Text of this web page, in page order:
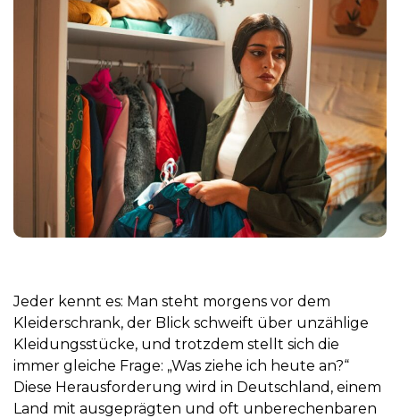
Jeder kennt es: Man steht morgens vor dem
Kleiderschrank, der Blick schweift über unzählige
Kleidungsstücke, und trotzdem stellt sich die
immer gleiche Frage: „Was ziehe ich heute an?“
Diese Herausforderung wird in Deutschland, einem
Land mit ausgeprägten und oft unberechenbaren